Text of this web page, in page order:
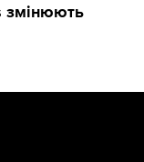
змінюють